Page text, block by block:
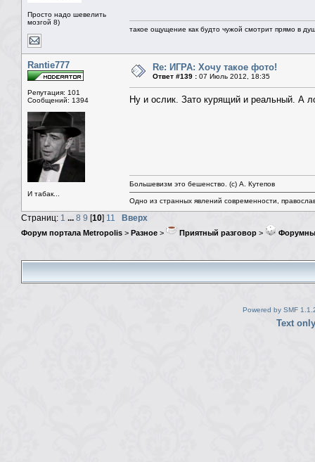
Просто надо шевелить
мозгой 8)
такое ощущение как будто чужой смотрит прямо в
Rantie777
Репутация: 101
Сообщений: 1394
И табак...
Re: ИГРА: Хочу такое фото!
Ответ #139 : 07 Июль 2012, 18:35
Ну и ослик. Зато курящий и реальный. А
Большевизм это бешенство. (с) А. Кутепов
Одно из странных явлений современности,
Страниц: 1 ... 8 9 [10] 11 Вверх
Форум портала Metropolis > Разное > Приятный разговор >
Powered by SMF
Text